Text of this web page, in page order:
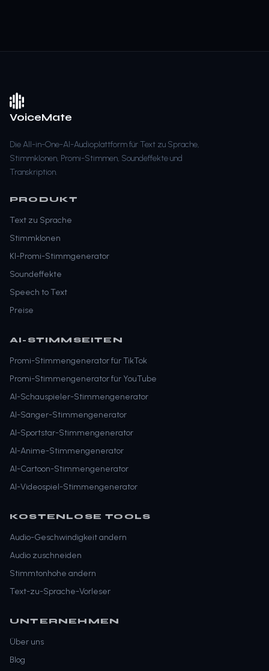
VoiceMate
Die All-in-One-AI-Audioplattform für Text zu Sprache,
Stimmklonen, Promi-Stimmen, Soundeffekte und
Transkription.
PRODUKT
Text zu Sprache
Stimmklonen
KI-Promi-Stimmgenerator
Soundeffekte
Speech to Text
Preise
AI-STIMMSEITEN
Promi-Stimmengenerator für TikTok
Promi-Stimmengenerator für YouTube
AI-Schauspieler-Stimmengenerator
AI-Sänger-Stimmengenerator
AI-Sportstar-Stimmengenerator
AI-Anime-Stimmengenerator
AI-Cartoon-Stimmengenerator
AI-Videospiel-Stimmengenerator
KOSTENLOSE TOOLS
Audio-Geschwindigkeit andern
Audio zuschneiden
Stimmtonhohe andern
Text-zu-Sprache-Vorleser
UNTERNEHMEN
Über uns
Blog